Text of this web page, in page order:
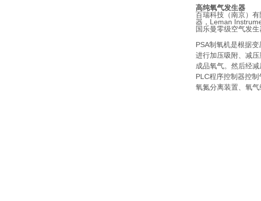
高纯氧气发生器
百瑞科技（南京）
器，Leman
国乐曼零级空气发生
PSA制氧机是根据
进行加压吸附、减
成品氧气。然后经
PLC程序控制器控
氧氮分离装置、氧